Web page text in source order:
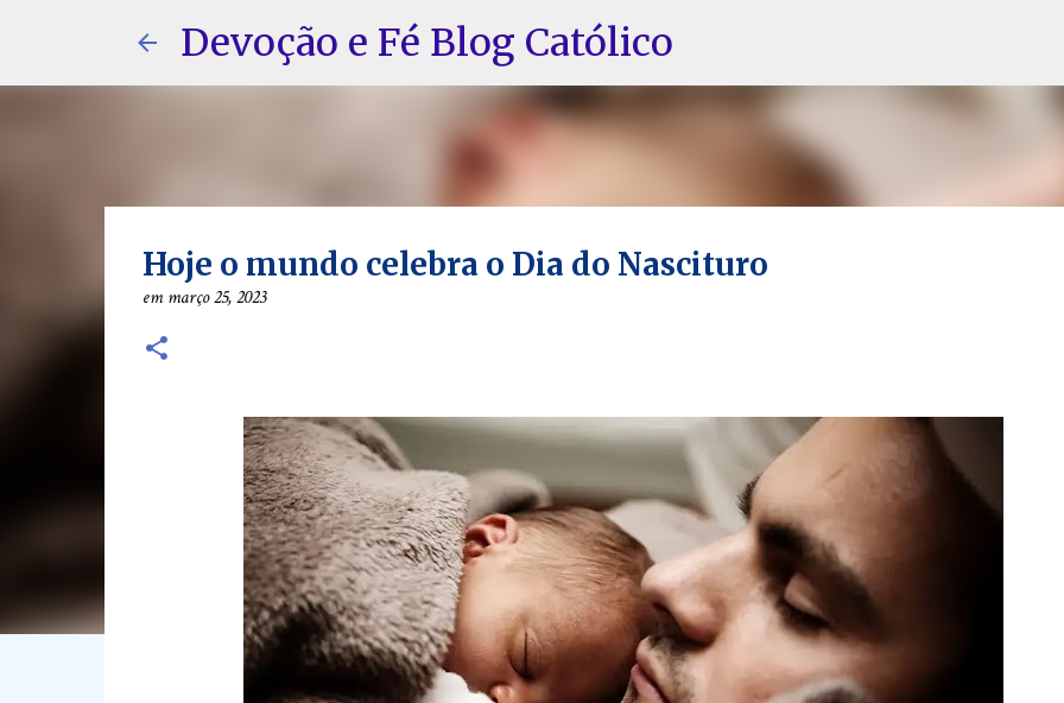
Pular para o conteúdo principal
Devoção e Fé Blog Católico
Hoje o mundo celebra o Dia do Nascituro
emmarço 25, 2023